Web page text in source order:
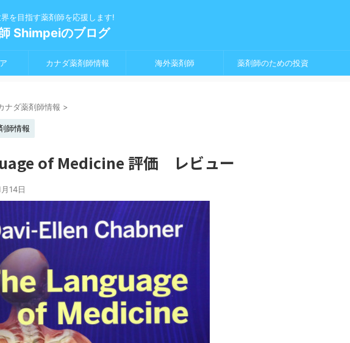
を目指す薬剤師を応援します!
Shimpeiのブログ
カナダ薬剤師情報 海外薬剤師 薬剤師のための投資
ナダ薬剤師情報 >
師情報
of Medicine 評価 レビュー
14日